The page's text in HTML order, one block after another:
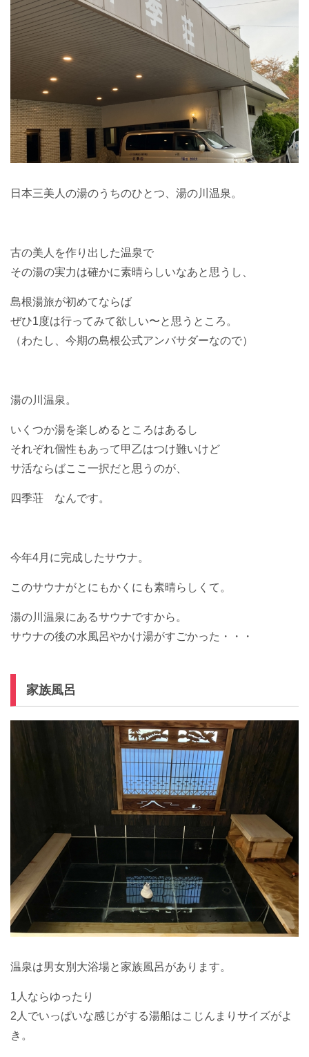
日本三美人の湯のうちのひとつ、湯の川温泉。
古の美人を作り出した温泉で
その湯の実力は確かに素晴らしいなあと思うし、
島根湯旅が初めてならば
ぜひ1度は行ってみて欲しい〜と思うところ。
（わたし、今期の島根公式アンバサダーなので）
湯の川温泉。
いくつか湯を楽しめるところはあるし
それぞれ個性もあって甲乙はつけ難いけど
サ活ならばここ一択だと思うのが、
四季荘 なんです。
今年4月に完成したサウナ。
このサウナがとにもかくにも素晴らしくて。
湯の川温泉にあるサウナですから。
サウナの後の水風呂やかけ湯がすごかった・・・
家族風呂
温泉は男女別大浴場と家族風呂があります。
1人ならゆったり
2人でいっぱいな感じがする湯船はこじんまりサイズがよ
き。